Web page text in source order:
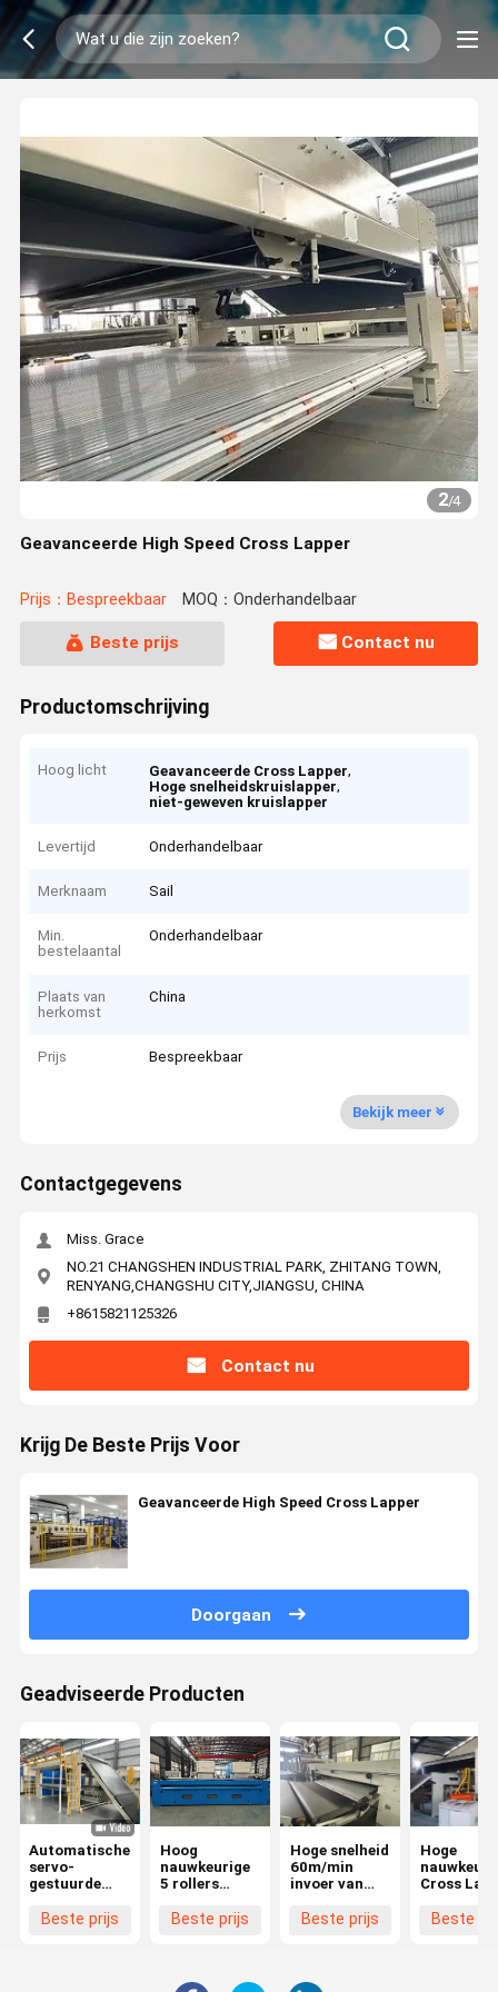
3/4
Geavanceerde High Speed Cross Lapper
Prijs：Bespreekbaar MOQ：Onderhandelbaar
Beste prijs Contact nu
Productomschrijving
Hoog licht Geavanceerde Cross Lapper,
Hoge snelheidskruislapper,
niet-geweven kruislapper
Levertijd Onderhandelbaar
Merknaam Sail
Min.
bestelaantal
Onderhandelbaar
Plaats van
herkomst
China
Prijs Bespreekbaar
Bekijk meer
Contactgegevens
Miss. Grace
NO.21 CHANGSHEN INDUSTRIAL PARK, ZHITANG TOWN,
RENYANG,CHANGSHU CITY,JIANGSU, CHINA
+8615821125326
Contact nu
Krijg De Beste Prijs Voor
Geavanceerde High Speed Cross Lapper
Doorgaan
Geadviseerde Producten
Automatische
servo-
gestuurde
Beste prijs
Hoog
nauwkeurige
5 rollers
voor de
leer
Beste prijs
Hoge snelheid
60m/min
invoer van
cross lapper
Beste prijs
Hoge
Cross
Beste